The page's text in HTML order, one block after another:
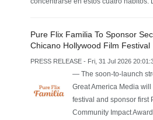
Pure Flix Familia To Sponsor
Chicano Hollywood Film Festival
PRESS RELEASE - Fri, 31 Jul 2026
— The soon-to-launch
Great America Media
festival and sponsor first
Community Impact